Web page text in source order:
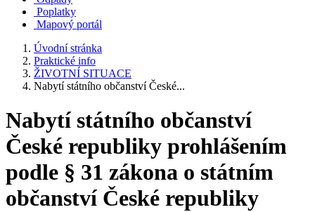
Poplatky
Mapový portál
Úvodní stránka
Praktické info
ŽIVOTNÍ SITUACE
Nabytí státního občanství České...
Nabytí státního občanství
České republiky prohlášením
podle § 31 zákona o státním
občanství České republiky